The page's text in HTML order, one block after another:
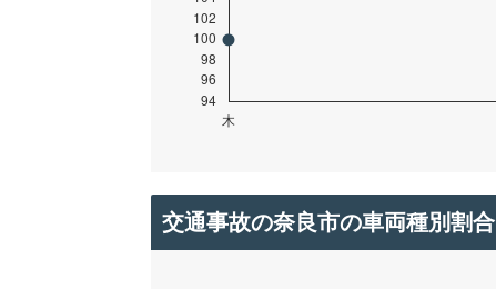
交通事故の奈良市の車両種別割合